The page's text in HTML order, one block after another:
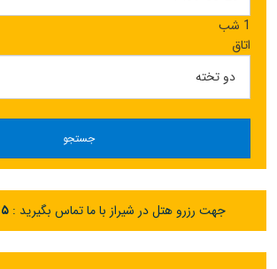
1 شب
اتاق
جستجو
جهت رزرو هتل در شیراز با ما تماس بگیرید :